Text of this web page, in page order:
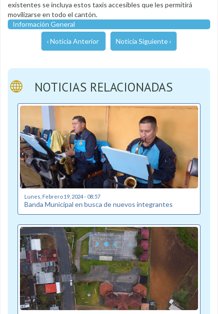
existentes se incluya estos taxis accesibles que les permitirá
movilizarse en todo el cantón.
Información General
‹ Noticia Anterior Noticia Siguiente ›
NOTICIAS RELACIONADAS
Lunes, Febrero 19, 2024 - 08:57
Banda Municipal en busca de nuevos integrantes